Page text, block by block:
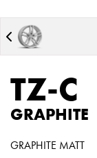
TZ-C
GRAPHITE
GRAPHITE MATT